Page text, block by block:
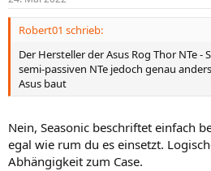
Robert01 schrieb:
Der Hersteller der Asus Rog Thor NTe -
semi-passiven NTe jedoch genau
Asus baut
Nein, Seasonic beschriftet einfach
egal wie rum du es einsetzt.
Abhängigkeit zum Case.